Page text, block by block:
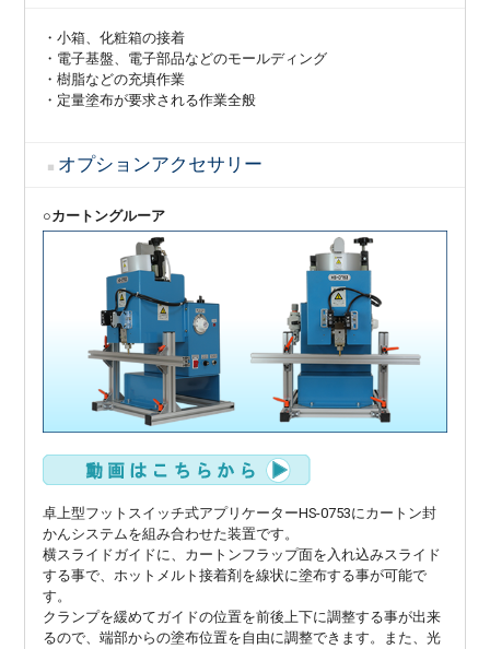
・小箱、化粧箱の接着
・電子基盤、電子部品などのモールディング
・樹脂などの充填作業
・定量塗布が要求される作業全般
オプションアクセサリー
○カートングルーア
卓上型フットスイッチ式アプリケーターHS-0753にカートン封
かんシステムを組み合わせた装置です。
横スライドガイドに、カートンフラップ面を入れ込みスライド
する事で、ホットメルト接着剤を線状に塗布する事が可能で
す。
クランプを緩めてガイドの位置を前後上下に調整する事が出来
るので、端部からの塗布位置を自由に調整できます。また、光